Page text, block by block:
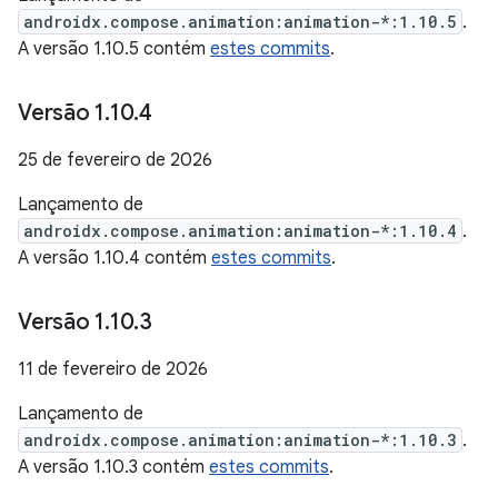
androidx.compose.animation:animation-*:1.10.5 .
A versão 1.10.5 contém estes commits.
Versão 1.10.4
25 de fevereiro de 2026
Lançamento de
androidx.compose.animation:animation-*:1.10.4 .
A versão 1.10.4 contém estes commits.
Versão 1.10.3
11 de fevereiro de 2026
Lançamento de
androidx.compose.animation:animation-*:1.10.3 .
A versão 1.10.3 contém estes commits.